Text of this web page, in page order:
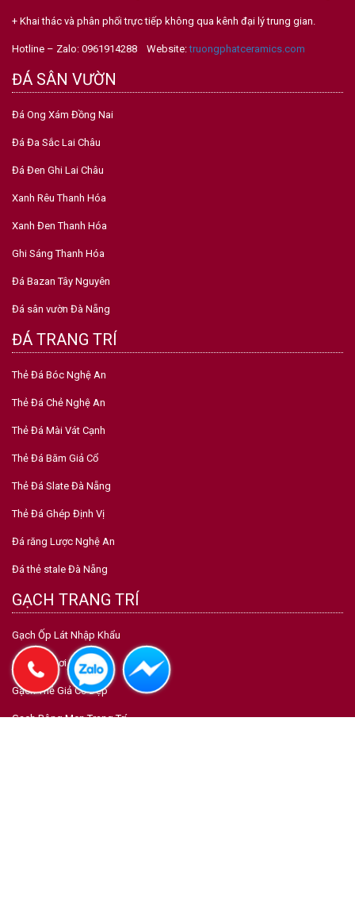
+ Khai thác và phân phối trực tiếp không qua kênh đại lý trung gian.
Hotline – Zalo: 0961914288 Website:truongphatceramics.com
ĐÁ SÂN VƯỜN
Đá Ong Xám Đồng Nai
Đá Đa Sắc Lai Châu
Đá Đen Ghi Lai Châu
Xanh Rêu Thanh Hóa
Xanh Đen Thanh Hóa
Ghi Sáng Thanh Hóa
Đá Bazan Tây Nguyên
Đá sân vườn Đà Nẵng
ĐÁ TRANG TRÍ
Thẻ Đá Bóc Nghệ An
Thẻ Đá Chẻ Nghệ An
Thẻ Đá Mài Vát Cạnh
Thẻ Đá Băm Giả Cổ
Thẻ Đá Slate Đà Nẵng
Thẻ Đá Ghép Định Vị
Đá răng Lược Nghệ An
Đá thẻ stale Đà Nẵng
GẠCH TRANG TRÍ
Gạch Ốp Lát Nhập Khẩu
Gạch Bể Bơi Mosaic
Gạch Thẻ Giả Cổ Đẹp
Gạch Bông Men Trang Trí